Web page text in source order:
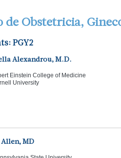
de Obstetricia,
PGY2
Alexandrou, M.D.
Einstein College of Medicine
University
Allen, MD